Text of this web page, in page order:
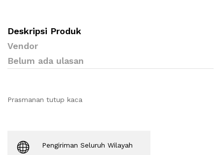
Deskripsi Produk
Vendor
Belum ada ulasan
Prasmanan tutup kaca
Pengiriman Seluruh Wilayah